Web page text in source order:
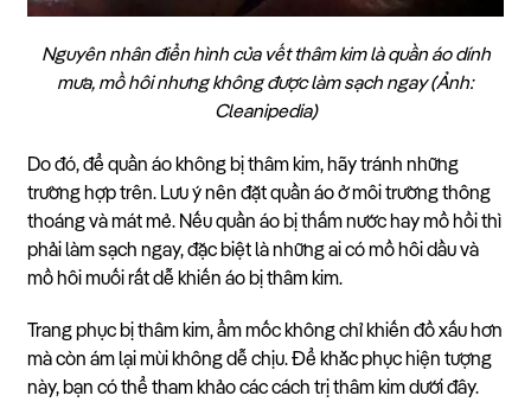
Nguyên nhân điển hình của vết thâm kim là quần áo dính
mưa, mồ hôi nhưng không được làm sạch ngay (Ảnh:
Cleanipedia)
Do đó, để quần áo không bị thâm kim, hãy tránh những
trường hợp trên. Lưu ý nên đặt quần áo ở môi trường thông
thoáng và mát mẻ. Nếu quần áo bị thấm nước hay mồ hồi thì
phải làm sạch ngay, đặc biệt là những ai có mồ hôi dầu và
mồ hôi muối rất dễ khiến áo bị thâm kim.
Trang phục bị thâm kim, ẩm mốc không chỉ khiến đồ xấu hơn
mà còn ám lại mùi không dễ chịu. Để khắc phục hiện tượng
này, bạn có thể tham khảo các cách trị thâm kim dưới đây.